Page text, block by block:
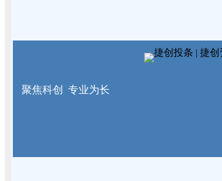
聚焦科创 专业为长